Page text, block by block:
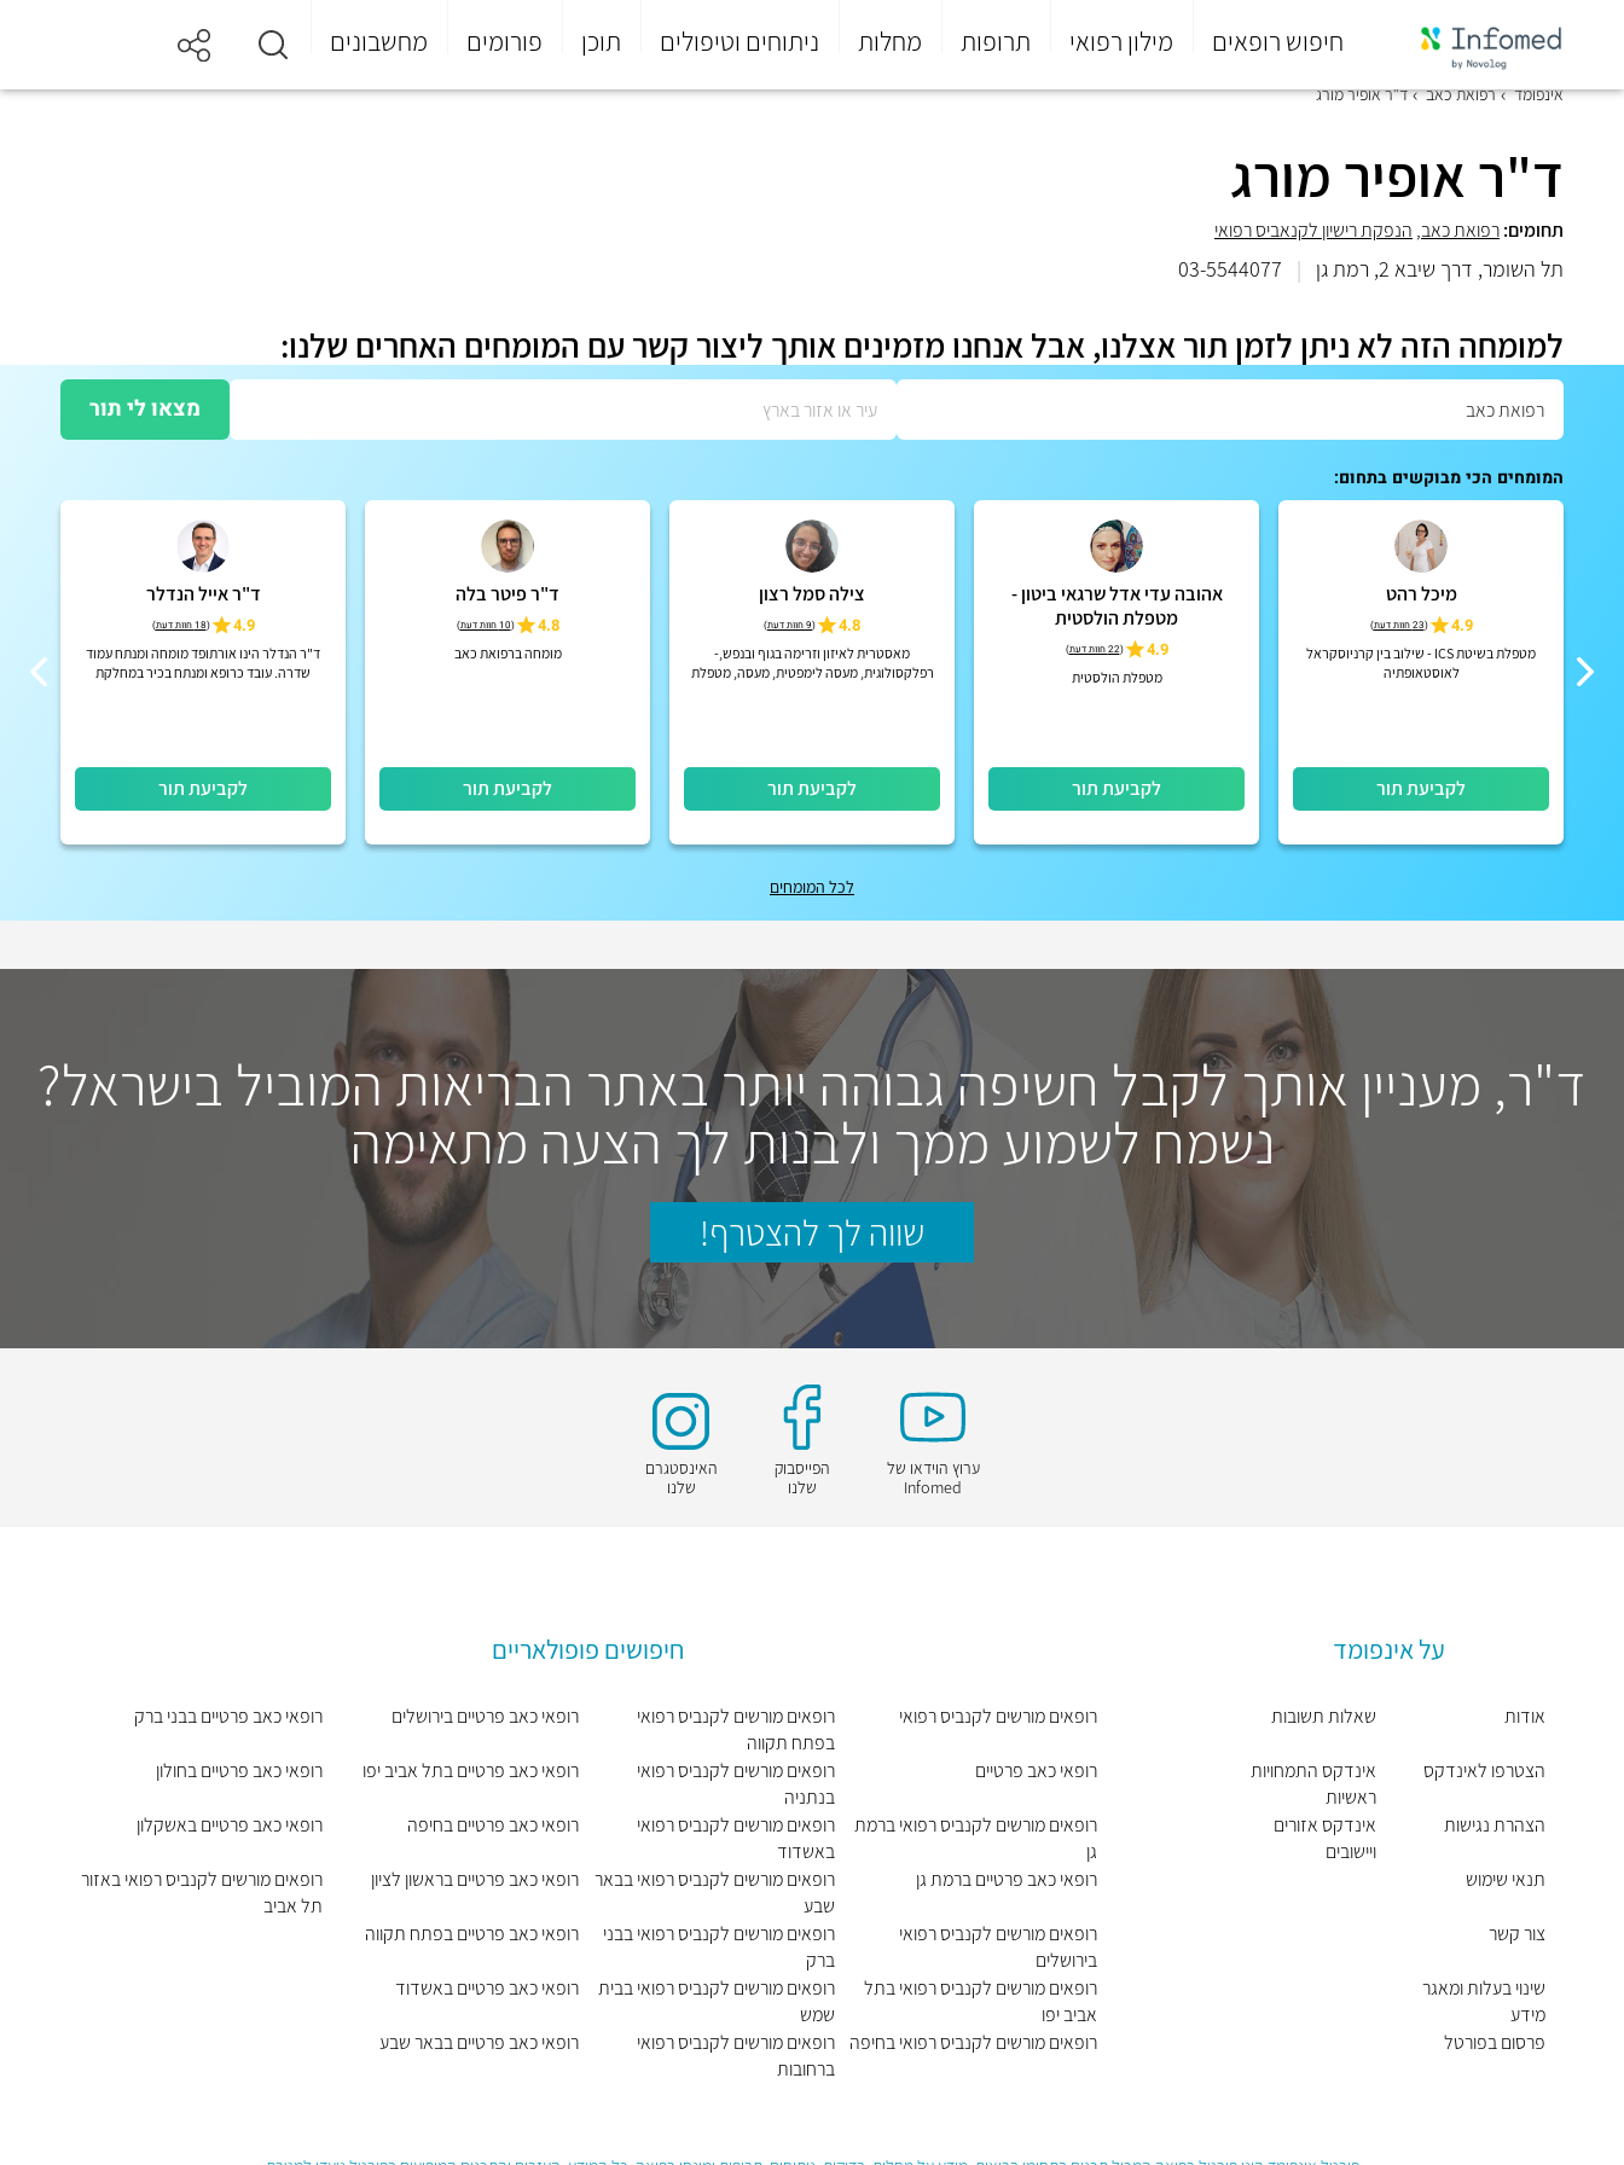
חיפוש רופאים מילון רפואי תרופות מחלות ניתוחים וטיפולים תוכן פורומים מחשבונים
סוף
אינפומד רפואת כאב ד"ר אופיר מורג
ד"ר אופיר מורג
תחומים:רפואת כאב, הנפקת רישיון לקנאביס רפואי
תל השומר, דרך שיבא 2, רמת גן |
03-5544077
למומחה הזה לא ניתן לזמן תור אצלנו, אבל אנחנו מזמינים אותך ליצור קשר עם המומחים האחרים שלנו:
מצאו לי תור
המומחים הכי מבוקשים בתחום:
מיכל רהט
4.9
(23 חוות דעת )
מטפלת בשיטת ICS - שילוב בין קרניוסקראל
לאוסטאופתיה
לקביעת תור
אהובה עדי אדל שרגאי ביטון -
מטפלת הולסטית
4.9
(22 חוות דעת )
מטפלת הולסטית
לקביעת תור
צילה סמל רצון
4.8
(9 חוות דעת )
מאסטרית לאיזון וזרימה בגוף ובנפש,-
רפלקסולוגית, מעסה לימפטית, מעסה, מטפלת
לקביעת תור
ד"ר פיטר בלה
4.8
(10 חוות דעת )
מומחה ברפואת כאב
לקביעת תור
ד"ר אייל הנדלר
4.9
(18 חוות דעת )
ד"ר הנדלר הינו אורתופד מומחה ומנתח עמוד
שדרה. עובד כרופא ומנתח בכיר במחלקת
לקביעת תור
לכל המומחים
ד"ר, מעניין אותך לקבל חשיפה גבוהה יותר באתר הבריאות המוביל בישראל?
נשמח לשמוע ממך ולבנות לך הצעה מתאימה
שווה לך להצטרף!
ערוץ הוידאו של
Infomed
הפייסבוק
שלנו
האינסטגרם
שלנו
על אינפומד
אודות
הצטרפו לאינדקס
הצהרת נגישות
תנאי שימוש
צור קשר
שינוי בעלות ומאגר
מידע
פרסום בפורטל
שאלות תשובות
אינדקס התמחויות
ראשיות
אינדקס אזורים
ויישובים
חיפושים פופולאריים
רופאים מורשים לקנביס רפואי
רופאי כאב פרטיים
רופאים מורשים לקנביס רפואי ברמת
גן
רופאי כאב פרטיים ברמת גן
רופאים מורשים לקנביס רפואי
בירושלים
רופאים מורשים לקנביס רפואי בתל
אביב יפו
רופאים מורשים לקנביס רפואי בחיפה
רופאים מורשים לקנביס רפואי
בפתח תקווה
רופאים מורשים לקנביס רפואי
בנתניה
רופאים מורשים לקנביס רפואי
באשדוד
רופאים מורשים לקנביס רפואי בבאר
שבע
רופאים מורשים לקנביס רפואי בבני
ברק
רופאים מורשים לקנביס רפואי בבית
שמש
רופאים מורשים לקנביס רפואי
ברחובות
רופאי כאב פרטיים בירושלים
רופאי כאב פרטיים בתל אביב יפו
רופאי כאב פרטיים בחיפה
רופאי כאב פרטיים בראשון לציון
רופאי כאב פרטיים בפתח תקווה
רופאי כאב פרטיים באשדוד
רופאי כאב פרטיים בבאר שבע
רופאי כאב פרטיים בבני ברק
רופאי כאב פרטיים בחולון
רופאי כאב פרטיים באשקלון
רופאים מורשים לקנביס רפואי באזור
תל אביב